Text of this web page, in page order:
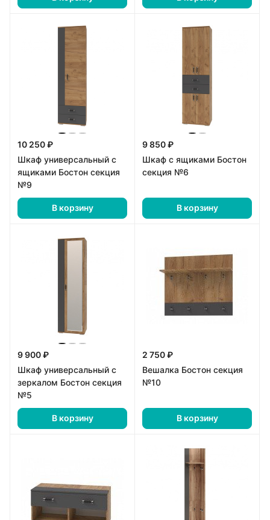
10 250 ₽
Шкаф универсальный с
ящиками Бостон секция
№9
В корзину
9 850 ₽
Шкаф с ящиками Бостон
секция №6
В корзину
9 900 ₽
Шкаф универсальный с
зеркалом Бостон секция
№5
В корзину
2 750 ₽
Вешалка Бостон секция
№10
В корзину